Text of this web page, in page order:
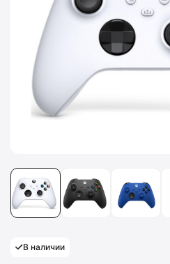
В наличии